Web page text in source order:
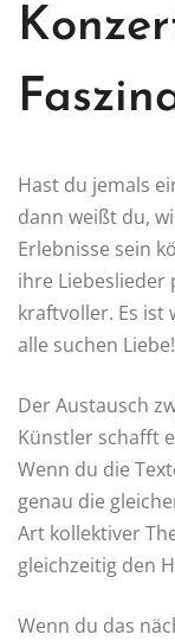
Hast du jemals
dann weißt du,
Erlebnisse sein
ihre
kraftvoller. Es ist
alle suchen
Der Austausch
Künstler schafft
Wenn du die
genau die
Art kollektiver
gleichzeitig den
Wenn du das